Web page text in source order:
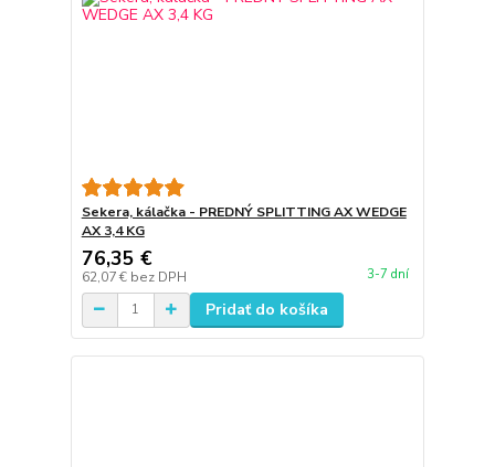
Sekera, kálačka - PREDNÝ SPLITTING AX WEDGE
AX 3,4 KG
76,35 €
62,07 € bez DPH 3-7 dní
Pridať do košíka